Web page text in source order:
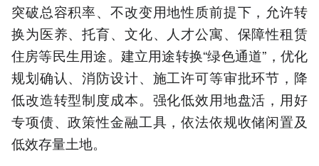
突破总容积率、不改变用地性质前提下，允许转
换为医养、托育、文化、人才公寓、保障性租赁
住房等民生用途。建立用途转换“绿色通道”，优化
规划确认、消防设计、施工许可等审批环节，降
低改造转型制度成本。强化低效用地盘活，用好
专项债、政策性金融工具，依法依规收储闲置及
低效存量土地。